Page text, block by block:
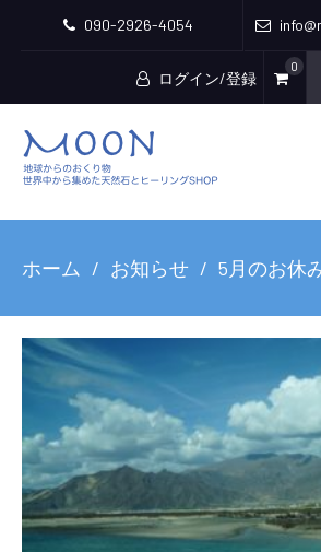
090-2926-4054
ログイン/登録
0
ホーム お知らせ 5月のお休